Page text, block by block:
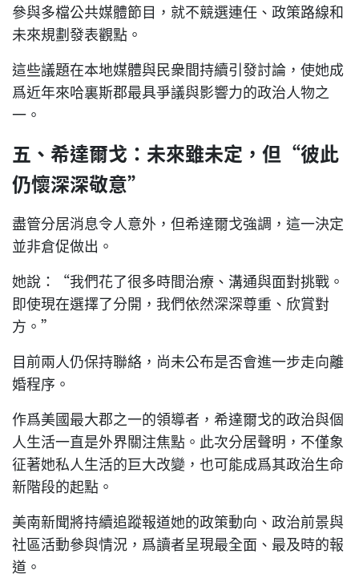
參與多檔公共媒體節目，就不競選連任、政策路線和
未來規劃發表觀點。
這些議題在本地媒體與民衆間持續引發討論，使她成
爲近年來哈裏斯郡最具爭議與影響力的政治人物之
一。
五、希達爾戈：未來雖未定，但“彼此
仍懷深深敬意”
盡管分居消息令人意外，但希達爾戈強調，這一決定
並非倉促做出。
她說：“我們花了很多時間治療、溝通與面對挑戰。
即使現在選擇了分開，我們依然深深尊重、欣賞對
方。”
目前兩人仍保持聯絡，尚未公布是否會進一步走向離
婚程序。
作爲美國最大郡之一的領導者，希達爾戈的政治與個
人生活一直是外界關注焦點。此次分居聲明，不僅象
征著她私人生活的巨大改變，也可能成爲其政治生命
新階段的起點。
美南新聞將持續追蹤報道她的政策動向、政治前景與
社區活動參與情況，爲讀者呈現最全面、最及時的報
道。